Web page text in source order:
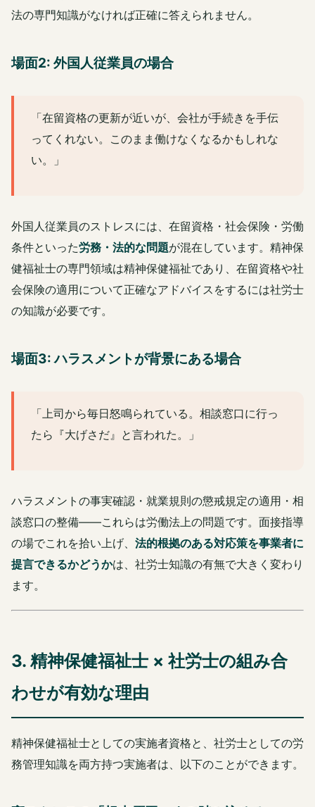
法の専門知識がなければ正確に答えられません。
場面2: 外国人従業員の場合
「在留資格の更新が近いが、会社が手続きを手伝
ってくれない。このまま働けなくなるかもしれな
い。」
外国人従業員のストレスには、在留資格・社会保険・労働
条件といった労務・法的な問題が混在しています。精神保
健福祉士の専門領域は精神保健福祉であり、在留資格や社
会保険の適用について正確なアドバイスをするには社労士
の知識が必要です。
場面3: ハラスメントが背景にある場合
「上司から毎日怒鳴られている。相談窓口に行っ
たら『大げさだ』と言われた。」
ハラスメントの事実確認・就業規則の懲戒規定の適用・相
談窓口の整備——これらは労働法上の問題です。面接指導
の場でこれを拾い上げ、 法的根拠のある対応策を事業者に
提言できるかどうかは、社労士知識の有無で大きく変わり
ます。
3. 精神保健福祉士 × 社労士の組み合
わせが有効な理由
精神保健福祉士としての実施者資格と、社労士としての労
務管理知識を両方持つ実施者は、以下のことができます。